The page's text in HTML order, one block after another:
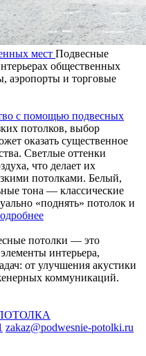
мест Подвесные
общественных
аэропорты и торговые
с помощью подвесных
потолков, выбор
оказать существенное
Светлые оттенки
что делает их
потолками. Белый,
тона — классические
«поднять» потолок и
потолки — это
интерьера,
от улучшения акустики
коммуникаций.
zakaz@podwesnie-potolki.ru